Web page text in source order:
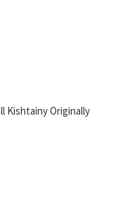
Kishtainy Originally